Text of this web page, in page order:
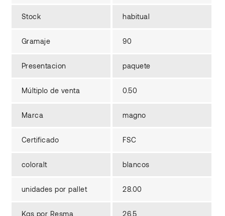
Stock habitual
Gramaje 90
Presentacion paquete
Múltiplo de venta 0.50
Marca magno
Certificado FSC
coloralt blancos
unidades por pallet 28.00
Kgs por Resma 26,5